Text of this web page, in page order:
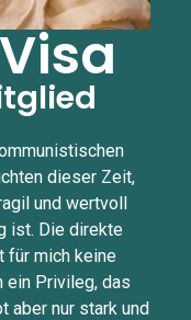
dieser Zeit,
und wertvoll
ist. Die direkte
für mich keine
ein Privileg, das
aber nur stark und